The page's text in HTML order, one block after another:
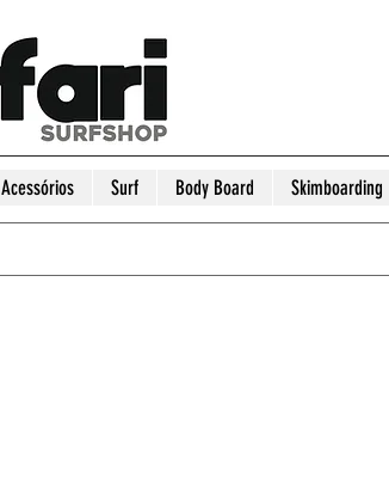
Acessórios Surf Body Board Skimboarding